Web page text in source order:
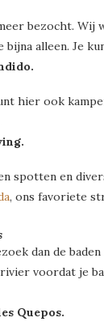
bezocht. Wij
alleen. Je
hier ook
spotten en
, ons favoriete
dan de
voordat je
Quepos.